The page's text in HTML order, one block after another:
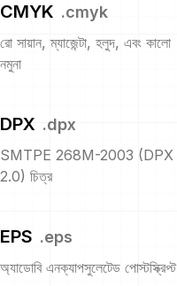
CMYK .cmyk
রো সায়ান, ম্যাজেন্টা, হলুদ, এবং কালো
নমুনা
DPX .dpx
SMTPE 268M-2003 (DPX
2.0) চিত্র
EPS .eps
অ্যাডোবি এনক্যাপসুলেটেড পোস্টস্ক্রিপ্ট